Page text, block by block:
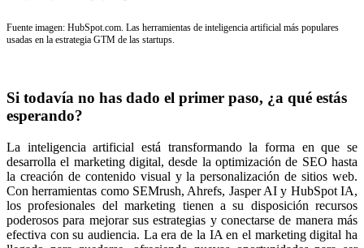
Fuente imagen: HubSpot.com. Las herramientas de inteligencia artificial más populares
usadas en la estrategia GTM de las startups.
Si todavía no has dado el primer paso, ¿a qué estás
esperando?
La inteligencia artificial está transformando la forma en que se
desarrolla el marketing digital, desde la optimización de SEO hasta
la creación de contenido visual y la personalización de sitios web.
Con herramientas como SEMrush, Ahrefs, Jasper AI y HubSpot IA,
los profesionales del marketing tienen a su disposición recursos
poderosos para mejorar sus estrategias y conectarse de manera más
efectiva con su audiencia. La era de la IA en el marketing digital ha